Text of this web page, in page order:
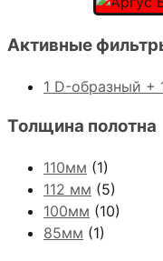
Активные
1 D-образный +
Толщина полотна
110мм (1)
112 мм (5)
100мм (10)
85мм (1)